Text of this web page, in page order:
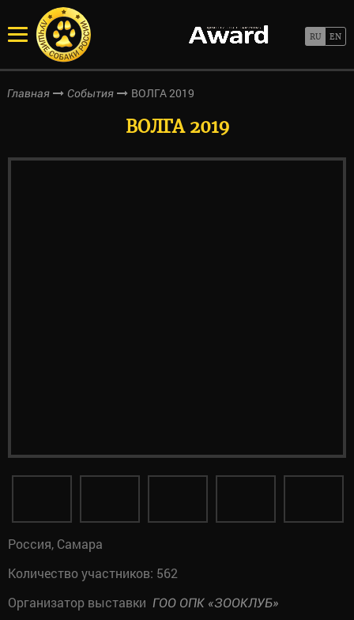
Главная События ВОЛГА 2019
ВОЛГА 2019
Россия, Самара
Количество участников: 562
Организатор выставки ГОО ОПК «ЗООКЛУБ»